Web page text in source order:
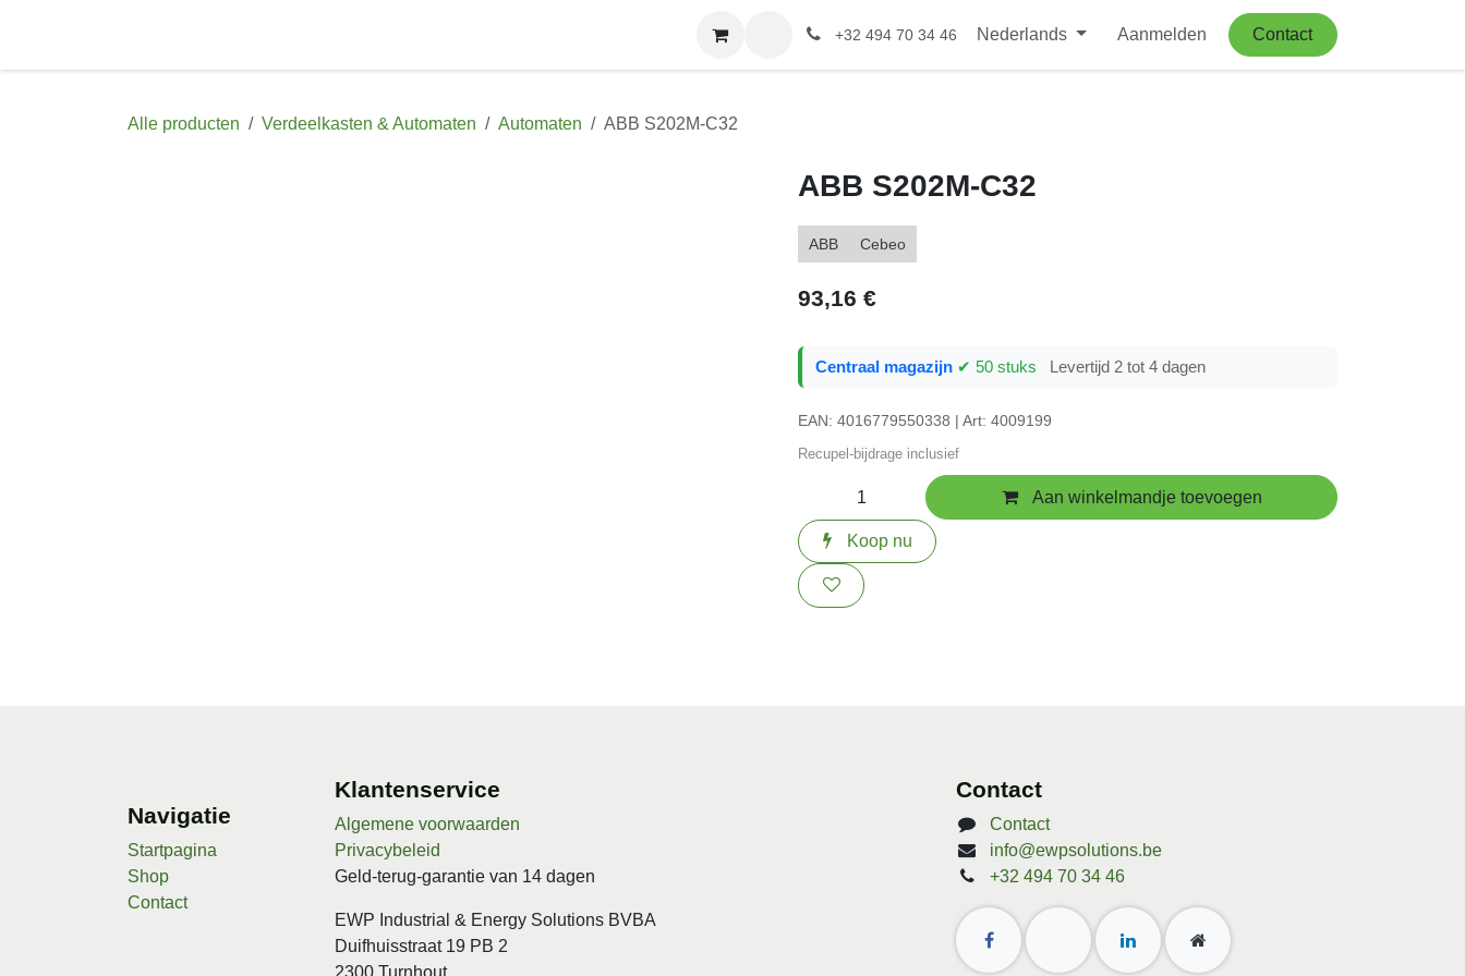
Elektrische installatie +32 494 70 34 46 Nederlands Aanmelden Contact
Alle producten Verdeelkasten & Automaten Automaten ABB S202M-C32
ABB S202M-C32
ABB Cebeo
93,16€
Centraal magazijn ✔ 50 stuks Levertijd 2 tot 4 dagen
EAN: 4016779550338 | Art: 4009199
Recupel-bijdrage inclusief
Aan winkelmandje toevoegen
Koop nu
Klantenservice Contact